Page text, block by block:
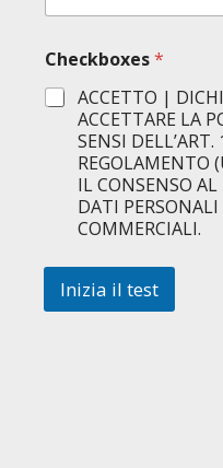
L
Checkboxes*
ACCETTO |
ACCETTARE LA
SENSI
REGOLAMENTO
IL CONSENSO
DATI
COMMERCIALI.
Inizia il test